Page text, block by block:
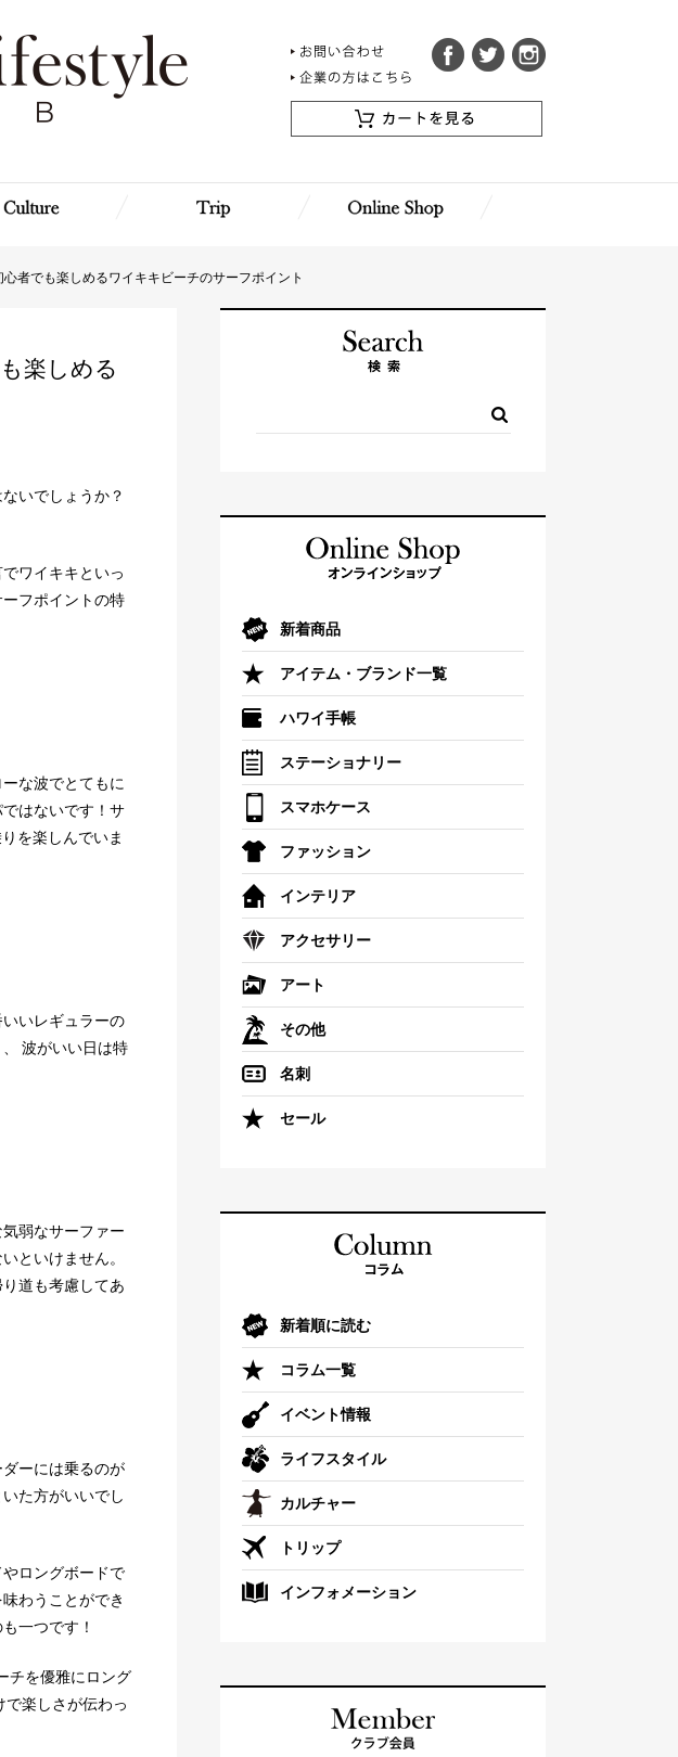
心者でも楽しめるワイキキビーチのサーフポイント
楽しめる
いでしょうか？
ワイキキといっ
フポイントの特
な波でとてもに
はないです！サ
を楽しんでいま
いレギュラーの
波がいい日は特
弱なサーファー
といけません。
道も考慮してあ
ーには乗るのが
た方がいいでし
ロングボードで
わうことができ
一つです！
チを優雅にロング
楽しさが伝わっ
新着商品
アイテム・ブランド一覧
ハワイ手帳
ステーショナリー
スマホケース
ファッション
インテリア
アクセサリー
アート
その他
名刺
セール
新着順に読む
コラム一覧
イベント情報
ライフスタイル
カルチャー
トリップ
インフォメーション